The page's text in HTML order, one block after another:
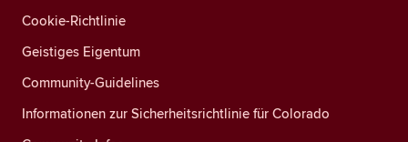
Cookie-Richtlinie
Geistiges Eigentum
Community-Guidelines
Informationen zur Sicherheitsrichtlinie für Colorado